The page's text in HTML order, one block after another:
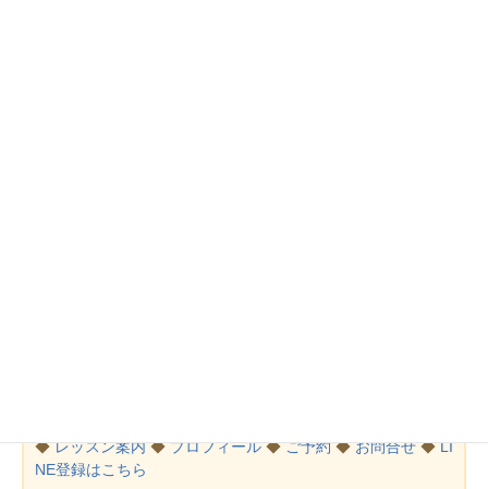
◆レッスン案内 ◆プロフィール ◆ご予約 ◆お問合せ ◆LI
NE登録はこちら